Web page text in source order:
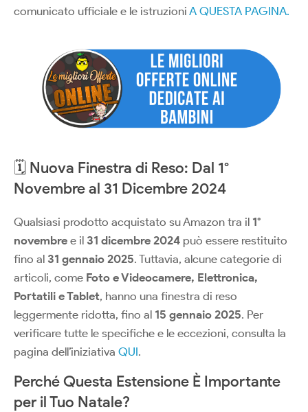
comunicato ufficiale e le istruzioni A QUESTA PAGINA.
🗓️ Nuova Finestra di Reso: Dal 1°
Novembre al 31 Dicembre 2024
Qualsiasi prodotto acquistato su Amazon tra il 1°
novembre e il 31 dicembre 2024 può essere restituito
fino al 31 gennaio 2025. Tuttavia, alcune categorie di
articoli, come Foto e Videocamere, Elettronica,
Portatili e Tablet, hanno una finestra di reso
leggermente ridotta, fino al 15 gennaio 2025. Per
verificare tutte le specifiche e le eccezioni, consulta la
pagina dell’iniziativa QUI.
Perché Questa Estensione È Importante
per il Tuo Natale?